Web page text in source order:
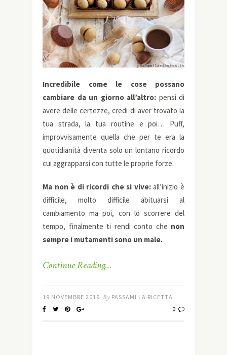
Incredibile come le cose possano
cambiare da un giorno all’altro: pensi di
avere delle certezze, credi di aver trovato la
tua strada, la tua routine e poi… Puff,
improvvisamente quella che per te era la
quotidianità diventa solo un lontano ricordo
cui aggrapparsi con tutte le proprie forze.
Ma non è di ricordi che si vive:all’inizio è
difficile, molto difficile abituarsi al
cambiamento ma poi, con lo scorrere del
tempo, finalmente ti rendi conto che non
sempre i mutamenti sono un male.
Continue Reading…
19 NOVEMBRE 2019 By PASSAMI LA RICETTA
0